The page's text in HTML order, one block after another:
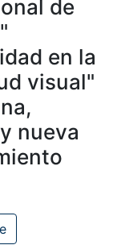
de
en la
visual"
nueva